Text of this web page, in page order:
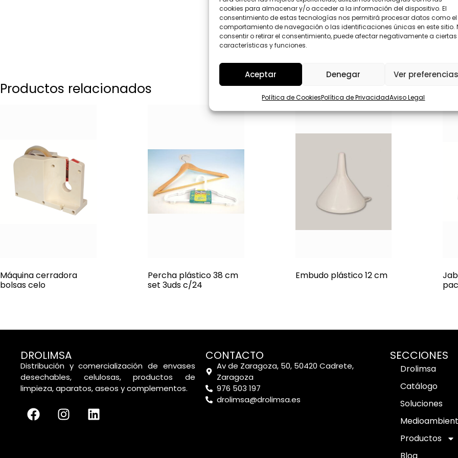
cookies para almacenar y/o acceder a la información del dispositivo. El
consentimiento de estas tecnologías nos permitirá procesar datos como el
comportamiento de navegación o las identificaciones únicas en este sitio.
consentir o retirar el consentimiento, puede afectar negativamente a ciertas
características y funciones.
Aceptar Denegar Ver
Política de CookiesPolítica de PrivacidadAviso Legal
*
L
O
P
D
P
D
*
Enviar
Productos relacionados
Máquina cerradora
bolsas celo
Percha plástico 38 cm
set 3uds c/24
Embudo plástico 12 cm
DROLIMSA
Distribución y comercialización de envases
desechables, celulosas, productos de
limpieza, aparatos, aseos y complementos.
CONTACTO
Av de Zaragoza, 50, 50420 Cadrete,
Zaragoza
976 503 197
drolimsa@drolimsa.es
SECCIONES
Drolimsa
Catálogo
Soluciones
Productos